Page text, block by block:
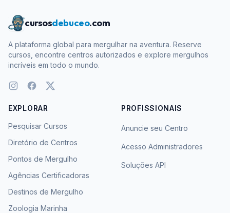
cursosdebuceo.com
A plataforma global para mergulhar na aventura. Reserve
cursos, encontre centros autorizados e explore mergulhos
incríveis em todo o mundo.
EXPLORAR
Pesquisar Cursos
Diretório de Centros
Pontos de Mergulho
Agências Certificadoras
Destinos de Mergulho
Zoologia Marinha
PROFISSIONAIS
Anuncie seu Centro
Acesso Administradores
Soluções API